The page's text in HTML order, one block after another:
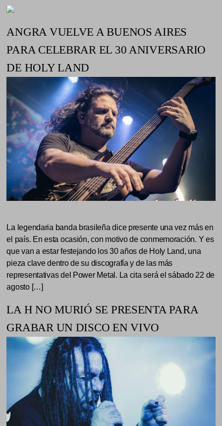
ANGRA VUELVE A BUENOS AIRES
PARA CELEBRAR EL 30 ANIVERSARIO
DE HOLY LAND
La legendaria banda brasileña dice presente una vez más en
el país. En esta ocasión, con motivo de conmemoración. Y es
que van a estar festejando los 30 años de Holy Land, una
pieza clave dentro de su discografía y de las más
representativas del Power Metal. La cita será el sábado 22 de
agosto […]
LA H NO MURIÓ SE PRESENTA PARA
GRABAR UN DISCO EN VIVO